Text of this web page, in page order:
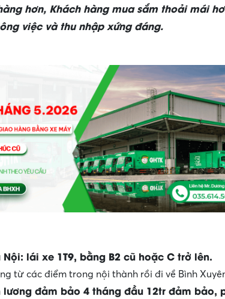
hơn, Khách hàng mua sắm thoải mái
việc và thu nhập xứng đáng.
lái xe 1T9, bằng B2 cũ hoặc C trở lên.
từ các điểm trong nội thành rồi đi về Bình
lương đảm bảo 4 tháng đầu 12tr đảm bảo,